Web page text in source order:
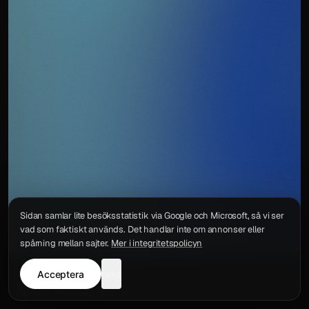
IntegritetspolicyKontakt
Sidan samlar lite besöksstatistik via Google och Microsoft, så vi ser
vad som faktiskt används. Det handlar inte om annonser eller
spårning mellan sajter. Mer i integritetspolicyn
Acceptera neka